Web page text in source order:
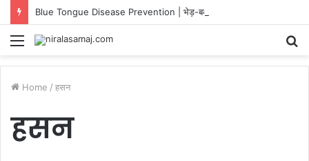
Blue Tongue Disease Prevention | भेड़-बकरियों में ब्लू टंग रोग
Menu
Home / हसन
हसन